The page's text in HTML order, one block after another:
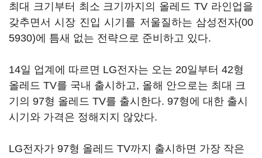
최대 크기부터 최소 크기까지의 올레드 TV 라인업을
갖추면서 시장 진입 시기를 저울질하는 삼성전자(00
5930)에 틈새 없는 전략으로 준비하고 있다.
14일 업계에 따르면 LG전자는 오는 20일부터 42형
올레드 TV를 국내 출시하고, 올해 안으로는 최대 크
기의 97형 올레드 TV를 출시한다. 97형에 대한 출시
시기와 가격은 정해지지 않았다.
LG전자가 97형 올레드 TV까지 출시하면 가장 작은